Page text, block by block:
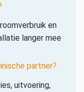
en
langer mee
partner?
uitvoering,